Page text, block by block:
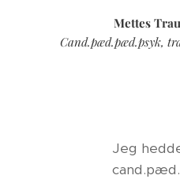
Mettes
Cand.pæd.pæd.psyk,
Jeg